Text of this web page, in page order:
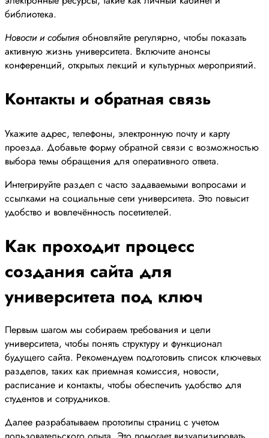
библиотека.
Новости и события обновляйте регулярно, чтобы показать
активную жизнь университета. Включите анонсы
конференций, открытых лекций и культурных мероприятий.
Контакты и обратная связь
Укажите адрес, телефоны, электронную почту и карту
проезда. Добавьте форму обратной связи с возможностью
выбора темы обращения для оперативного ответа.
Интегрируйте раздел с часто задаваемыми вопросами и
ссылками на социальные сети университета. Это повысит
удобство и вовлечённость посетителей.
Как проходит процесс
создания сайта для
университета под ключ
Первым шагом мы собираем требования и цели
университета, чтобы понять структуру и функционал
будущего сайта. Рекомендуем подготовить список ключевых
разделов, таких как приемная комиссия, новости,
расписание и контакты, чтобы обеспечить удобство для
студентов и сотрудников.
Далее разрабатываем прототипы страниц с учетом